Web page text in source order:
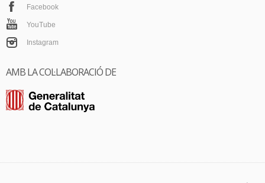
Facebook
YouTube
Instagram
AMB LA COL·LABORACIÓ DE